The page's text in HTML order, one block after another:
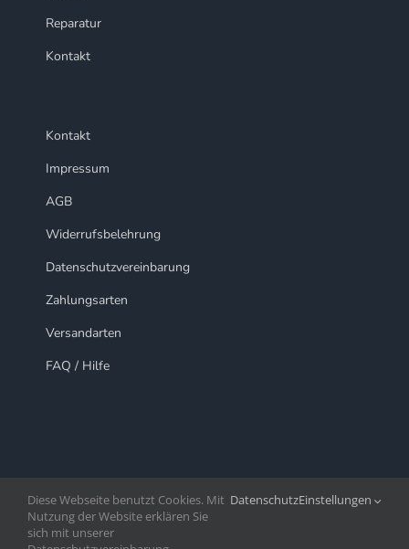
Reparatur
Kontakt
Kontakt
Impressum
AGB
Widerrufsbelehrung
Datenschutzvereinbarung
Zahlungsarten
Versandarten
FAQ / Hilfe
Diese Webseite benutzt Cookies. Mit
Nutzung der Website erklären Sie
sich mit unserer
DatenschutzEinstellungen